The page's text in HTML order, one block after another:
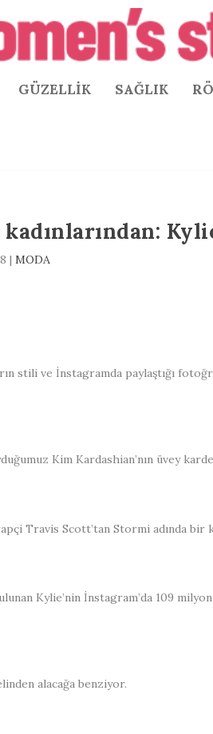
GÜZELLİK SAĞLIK
|MODA
stili ve İnstagramda paylaştığı
Kim Kardashian’nın üvey
Travis Scott’tan Stormi adında bir
Kylie’nin İnstagram’da 109
alacağa benziyor.